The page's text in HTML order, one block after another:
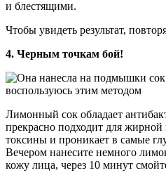
и блестящими.
Чтобы увидеть результат,
4. Черным точкам бой!
Лимонный сок обладает
прекрасно подходит для
токсины и проникает в самые
Вечером нанесите немного
кожу лица, через 10 минут